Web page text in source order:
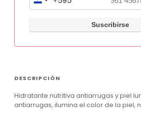
P
r
a
y
DESCRIPCIÓN
Hidratante nutritiva antiarrugas y piel
antiarrugas, ilumina el color de la piel,